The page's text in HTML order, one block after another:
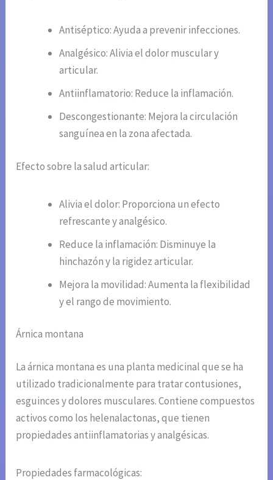
Antiséptico: Ayuda a prevenir infecciones.
Analgésico: Alivia el dolor muscular y
articular.
Antiinflamatorio: Reduce la inflamación.
Descongestionante: Mejora la circulación
sanguínea en la zona afectada.
Efecto sobre la salud articular:
Alivia el dolor: Proporciona un efecto
refrescante y analgésico.
Reduce la inflamación: Disminuye la
hinchazón y la rigidez articular.
Mejora la movilidad: Aumenta la flexibilidad
y el rango de movimiento.
Árnica montana
La árnica montana es una planta medicinal que se ha
utilizado tradicionalmente para tratar contusiones,
esguinces y dolores musculares. Contiene compuestos
activos como los helenalactonas, que tienen
propiedades antiinflamatorias y analgésicas.
Propiedades farmacológicas: